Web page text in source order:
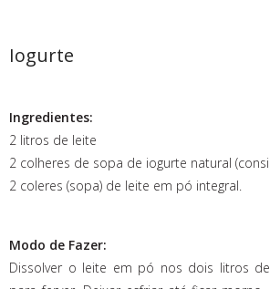
Iogurte
Ingredientes:
2 litros de leite
2 colheres de sopa de iogurte natural
2 coleres (sopa) de leite em pó integral.
Modo de Fazer:
Dissolver o leite em pó nos dois litros